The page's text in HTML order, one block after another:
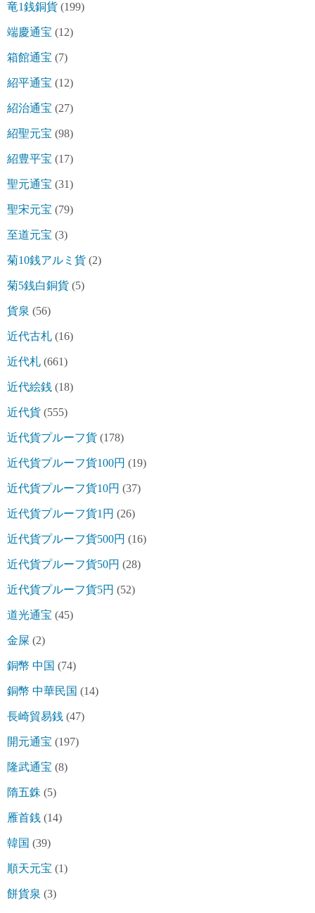
竜1銭銅貨 (199)
端慶通宝 (12)
箱館通宝 (7)
紹平通宝 (12)
紹治通宝 (27)
紹聖元宝 (98)
紹豊平宝 (17)
聖元通宝 (31)
聖宋元宝 (79)
至道元宝 (3)
菊10銭アルミ貨 (2)
菊5銭白銅貨 (5)
貨泉 (56)
近代古札 (16)
近代札 (661)
近代絵銭 (18)
近代貨 (555)
近代貨プルーフ貨 (178)
近代貨プルーフ貨100円 (19)
近代貨プルーフ貨10円 (37)
近代貨プルーフ貨1円 (26)
近代貨プルーフ貨500円 (16)
近代貨プルーフ貨50円 (28)
近代貨プルーフ貨5円 (52)
道光通宝 (45)
金屎 (2)
銅幣 中国 (74)
銅幣 中華民国 (14)
長崎貿易銭 (47)
開元通宝 (197)
隆武通宝 (8)
隋五銖 (5)
雁首銭 (14)
韓国 (39)
順天元宝 (1)
餅貨泉 (3)